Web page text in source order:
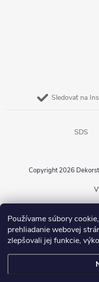
Používame súbory
prehliadanie webovej
zlepšovali jej funkcie,
Sledovať na
SDS
Copyright 2026